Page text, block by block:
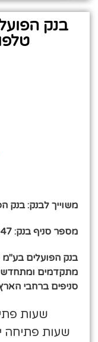
בנק
משוייך לבנק: בנק
מספר סניף בנק: 647
בנק הפועלים בע"מ
מתקדמים
סניפים ברחבי הארץ.
שעות פתיחה